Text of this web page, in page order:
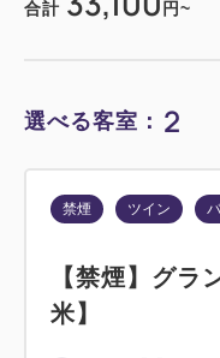
合計 円~
選べる客室： 2
禁煙 ツイン
【禁煙】グラ
米】